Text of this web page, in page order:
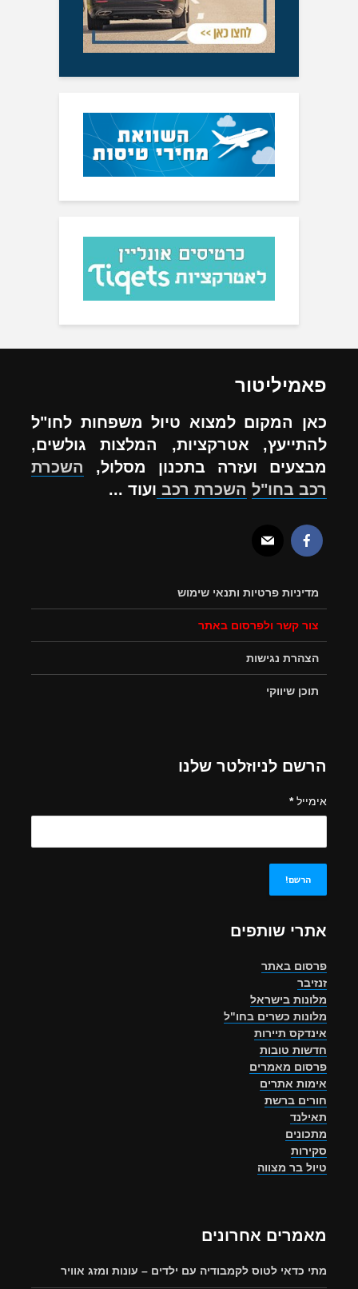
פאמיליטור
כאן המקום למצוא טיול משפחות לחו"ל
להתייעץ, אטרקציות, המלצות גולשים,
מבצעים ועזרה בתכנון מסלול, השכרת
רכב בחו"ל השכרת רכב ועוד ...
מדיניות פרטיות ותנאי שימוש
צור קשר ולפרסום באתר
הצהרת נגישות
תוכן שיווקי
הרשם לניוזלטר שלנו
אימייל*
אתרי שותפים
פרסום באתר
זנזיבר
מלונות בישראל
מלונות כשרים בחו"ל
אינדקס תיירות
חדשות טובות
פרסום מאמרים
אימות אתרים
חורים ברשת
תאילנד
מתכונים
סקירות
טיול בר מצווה
מאמרים אחרונים
מתי כדאי לטוס לקמבודיה עם ילדים – עונות ומזג אוויר